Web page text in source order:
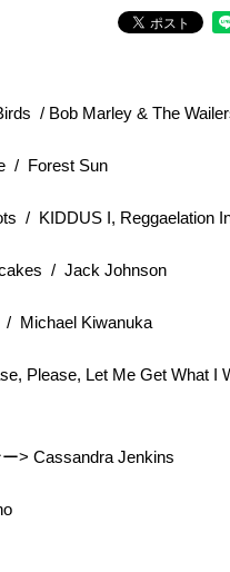
/ Bob Marley & The
/ Forest Sun
/ KIDDUS I, Reggaelation
/ Jack Johnson
/ Michael Kiwanuka
Please, Let Me Get What I
> Cassandra Jenkins